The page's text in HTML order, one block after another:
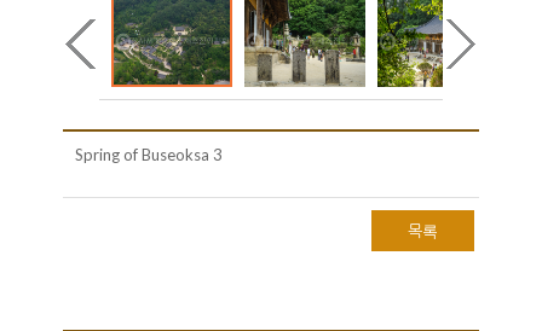
Spring of Buseoksa 3
목록